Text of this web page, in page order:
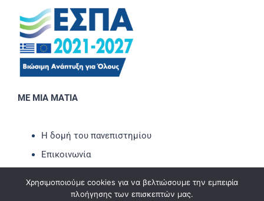
ΜΕ ΜΙΑ ΜΑΤΙΑ
Η δομή του πανεπιστημίου
Επικοινωνία
Εκδηλώσεις
Χρησιμοποιούμε cookies για να βελτιώσουμε την εμπειρία
πλοήγησης των επισκεπτών μας.